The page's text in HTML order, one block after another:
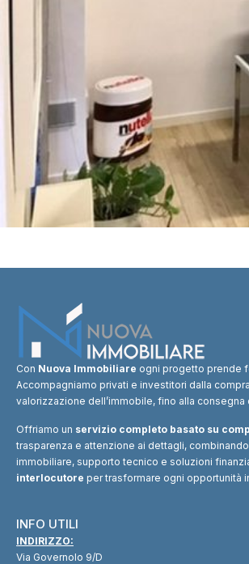
Con Nuova Immobiliare ogni progetto prende
Accompagniamo privati e investitori dalla
valorizzazione dell’immobile, fino alla consegna
Offriamo un servizio completo basato su
trasparenza e attenzione ai dettagli,
immobiliare, supporto tecnico e soluzioni
interlocutore per trasformare ogni opportunità
INFO UTILI
INDIRIZZO:
Via Governolo 9/D